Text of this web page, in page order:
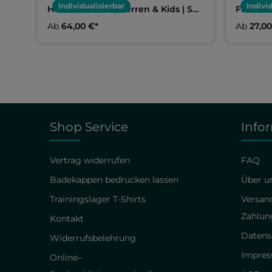
Individualisierbar
Hoodie Damen, Herren & Kids | SG
Ab 64,00 €* Ab
Shop Service
Vertrag widerrufen
Badekappen bedrucken lassen
Trainingslager T-Shirts
Kontakt
Widerrufsbelehrung
Online–
FAQ
Über